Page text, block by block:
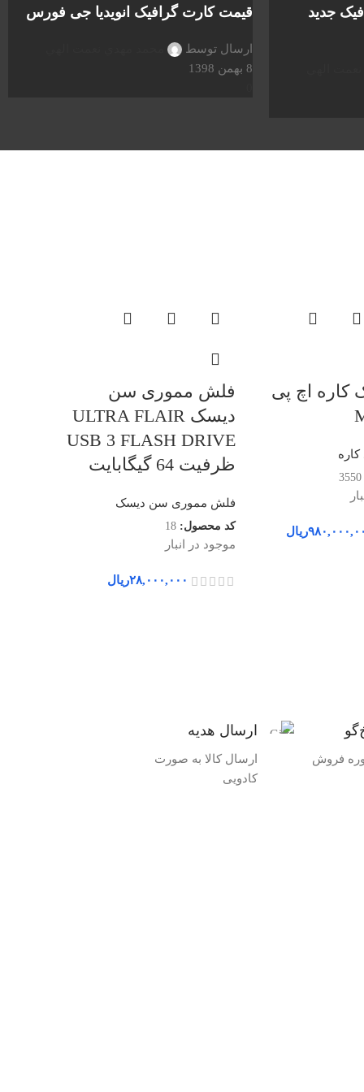
جدید
قیمت کارت گرافیک انویدیا جی فورس
ارسال توسط
8 بهمن 1398
کاره اچ پی
کاره
3550
ریال
فلش مموری سن
دیسک ULTRA FLAIR
USB 3 FLASH DRIVE
ظرفیت 64 گیگابایت
فلش مموری سن دیسک
کد محصول: 18
موجود در انبار
۲۸,۰۰۰,۰۰۰ریال
فروش
ارسال هدیه
ارسال کالا به صورت
کادویی